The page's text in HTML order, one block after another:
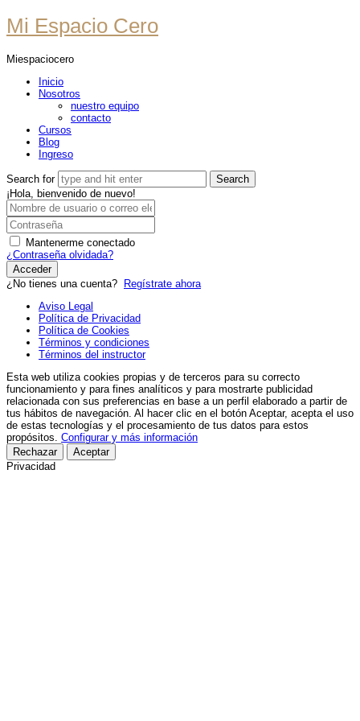
Mi
Espacio
Cero
Mi Espacio Cero
Miespaciocero
Inicio
Nosotros
nuestro equipo
contacto
Cursos
Blog
Ingreso
Search for
¡Hola, bienvenido de nuevo!
Mantenerme conectado
¿Contraseña olvidada?
Acceder
¿No tienes una cuenta?
Regístrate ahora
Aviso Legal
Política de Privacidad
Política de Cookies
Términos y condiciones
Términos del instructor
Esta web utiliza cookies propias y de terceros para su correcto
funcionamiento y para fines analíticos y para mostrarte publicidad
relacionada con sus preferencias en base a un perfil elaborado a partir de
tus hábitos de navegación. Al hacer clic en el botón Aceptar, acepta el uso
de estas tecnologías y el procesamiento de tus datos para estos
propósitos. Configurar y más información
Rechazar
Aceptar
Privacidad